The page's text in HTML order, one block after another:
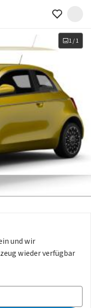
1/1
und wir
wieder verfügbar